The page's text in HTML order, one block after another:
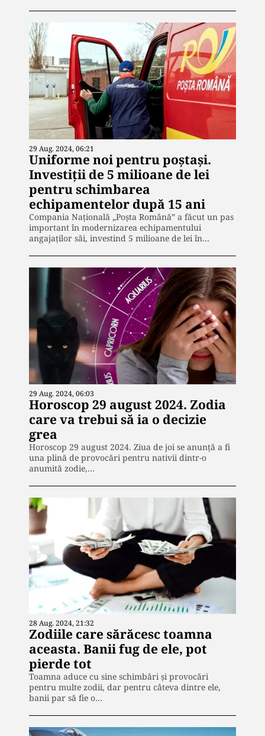
29 Aug. 2024, 06:21
Uniforme noi pentru poștași.
Investiții de 5 milioane de lei
pentru schimbarea
echipamentelor după 15 ani
Compania Naţională „Poşta Română” a făcut un pas
important în modernizarea echipamentului
angajaților săi, investind 5 milioane de lei în…
29 Aug. 2024, 06:03
Horoscop 29 august 2024. Zodia
care va trebui să ia o decizie
grea
Horoscop 29 august 2024. Ziua de joi se anunță a fi
una plină de provocări pentru nativii dintr-o
anumită zodie,…
28 Aug. 2024, 21:32
Zodiile care sărăcesc toamna
aceasta. Banii fug de ele, pot
pierde tot
Toamna aduce cu sine schimbări și provocări
pentru multe zodii, dar pentru câteva dintre ele,
banii par să fie o…